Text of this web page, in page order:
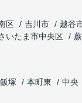
区 吉川市
越谷
いたま市中央区
飯塚 本町東 中央